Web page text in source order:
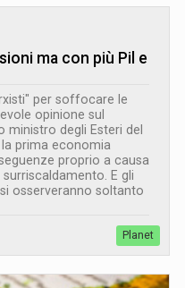
ma con più Pil e
per soffocare le
opinione sul
degli Esteri del
la prima economia
proprio a causa
E gli
osserveranno soltanto
Planet